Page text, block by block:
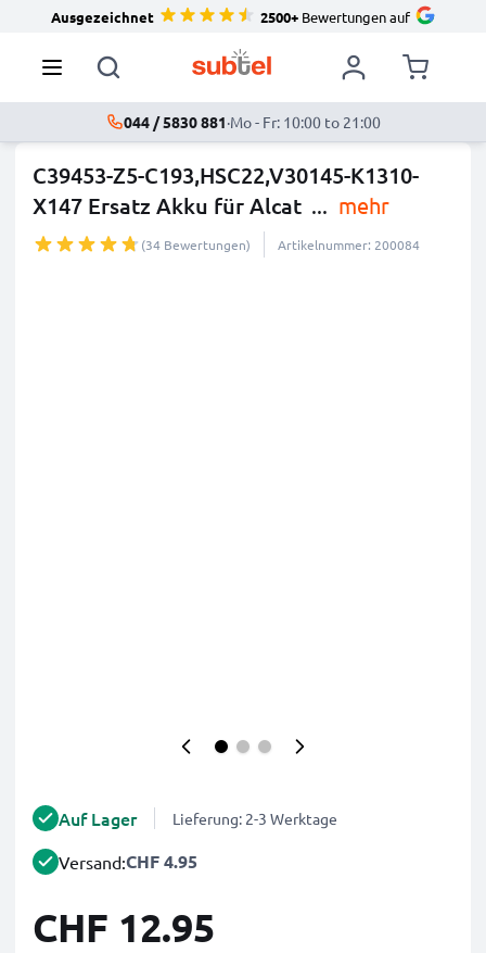
Ausgezeichnet 2500+Bewertungen auf
044 / 5830 881·Mo - Fr: 10:00 to 21:00
C39453-Z5-C193,HSC22,V30145-K1310-
X147 Ersatz Akku für Alcat ... mehr
(34 Bewertungen) Artikelnummer: 200084
Auf Lager Lieferung: 2-3 Werktage
Versand:CHF 4.95
CHF 12.95